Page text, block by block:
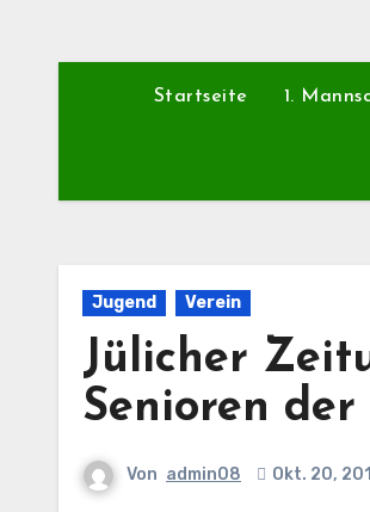
Startseite 1.
Jugend Verein
Jülicher
Senioren
Von admin08 Okt. 20,